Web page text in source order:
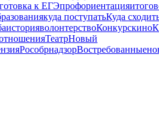
к ЕГЭпрофориентация
куда поступатьКуда
историяволонтерствоКонкурскино
ТеатрНовый
РособрнадзорВостребованные